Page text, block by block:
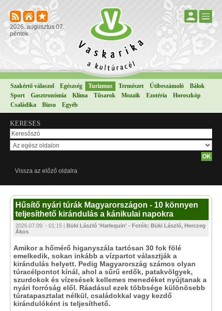
2026. augusztus 07.
péntek
Szakértő válaszol Egészség Turizmus Természet Útibeszámoló
Bálok
Sport
Gasztronómia Klíma Tűsarok Mozaik Ezotéria
Horoszkóp
Családika
Bizsu Egyéb
KERESÉS
Vissza az előző oldalra
Hűsítő nyári túrák Magyarországon - 10 könnyen
teljesíthető kirándulás a kánikulai napokra
2026.07.09. - 01:15 | Büki László 'Harlequin' - Fotók: Büki László, Herczeg
Ákos
Amikor a hőmérő higanyszála tartósan 30 fok fölé
emelkedik, sokan inkább a vízpartot választják a
kirándulás helyett. Pedig Magyarország számos olyan
túracélpontot kínál, ahol a sűrű erdők, patakvölgyek,
szurdokok és vízesések kellemes menedéket nyújtanak a
nyári forróság elől. Ráadásul ezek többsége különösebb
túratapasztalat nélkül, családokkal vagy kezdő
kirándulóként is teljesíthető.